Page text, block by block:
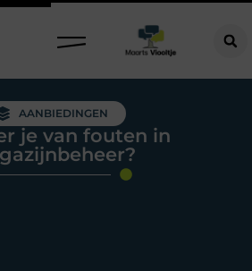
AANBIEDINGEN
je van fouten in